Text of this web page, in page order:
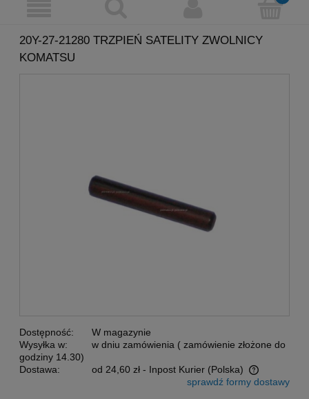
20Y-27-21280 TRZPIEŃ SATELITY ZWOLNICY
KOMATSU
Dostępność:
W magazynie
Wysyłka w:
w dniu zamówienia ( zamówienie złożone do
godziny 14.30)
Dostawa:
od 24,60 zł - Inpost Kurier (Polska)
Cena nie zawiera ewentualnych kosztów płatnościsprawdź formy dostawy